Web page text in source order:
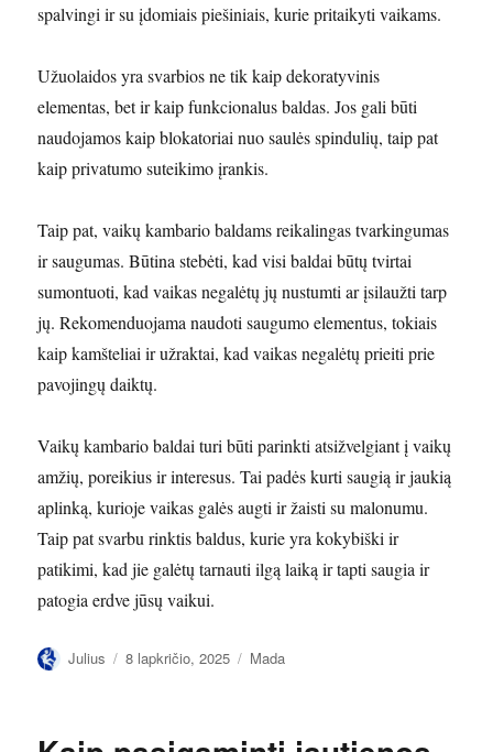
spalvingi ir su įdomiais piešiniais, kurie pritaikyti vaikams.
Užuolaidos yra svarbios ne tik kaip dekoratyvinis
elementas, bet ir kaip funkcionalus baldas. Jos gali būti
naudojamos kaip blokatoriai nuo saulės spindulių, taip pat
kaip privatumo suteikimo įrankis.
Taip pat, vaikų kambario baldams reikalingas tvarkingumas
ir saugumas. Būtina stebėti, kad visi baldai būtų tvirtai
sumontuoti, kad vaikas negalėtų jų nustumti ar įsilaužti tarp
jų. Rekomenduojama naudoti saugumo elementus, tokiais
kaip kamšteliai ir užraktai, kad vaikas negalėtų prieiti prie
pavojingų daiktų.
Vaikų kambario baldai turi būti parinkti atsižvelgiant į vaikų
amžių, poreikius ir interesus. Tai padės kurti saugią ir jaukią
aplinką, kurioje vaikas galės augti ir žaisti su malonumu.
Taip pat svarbu rinktis baldus, kurie yra kokybiški ir
patikimi, kad jie galėtų tarnauti ilgą laiką ir tapti saugia ir
patogia erdve jūsų vaikui.
Autorius
Julius Paskelbta
8 lapkričio, 2025 Kategorijos
Mada